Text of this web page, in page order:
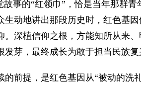
的“红领巾”，恰是当年那群青
动地讲出那段历史时，红色基
深植信仰之根，方能知所从来
芽，最终成长为敢于担当民族复
提，是红色基因从“被动的洗礼